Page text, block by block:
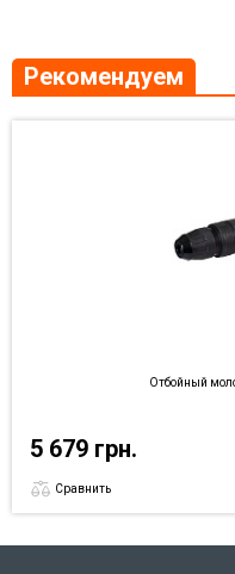
Рекомендуем
Отбойный
5 679 грн.
Сравнить